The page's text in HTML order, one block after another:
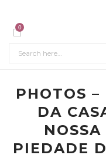
0
PHOTOS
DA
PIEDADE